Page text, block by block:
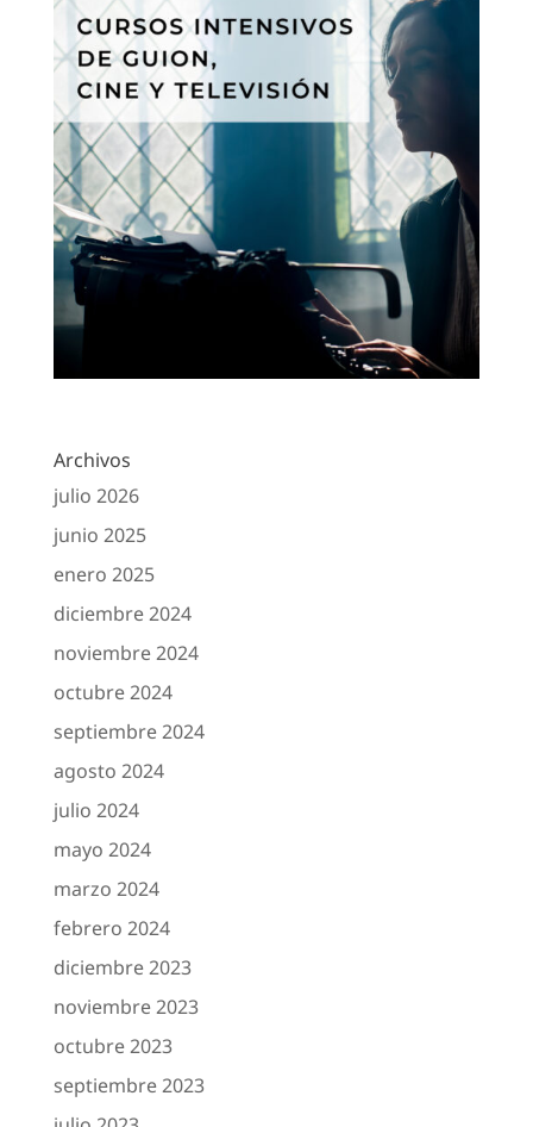
Archivos
julio 2026
junio 2025
enero 2025
diciembre 2024
noviembre 2024
octubre 2024
septiembre 2024
agosto 2024
julio 2024
mayo 2024
marzo 2024
febrero 2024
diciembre 2023
noviembre 2023
octubre 2023
septiembre 2023